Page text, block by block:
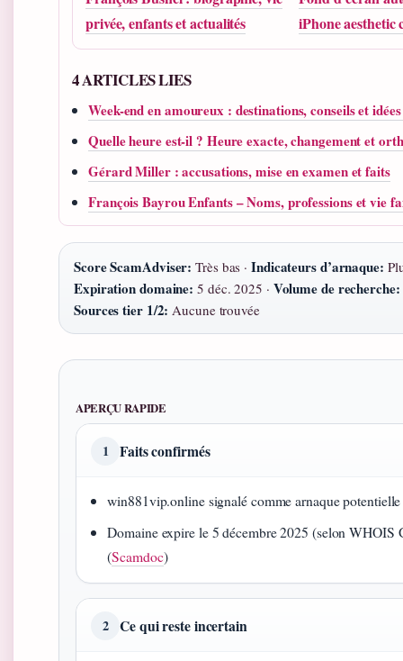
privée, enfants et actualités
iPhone aesthetic
4 ARTICLES LIES
Week-end en amoureux : destinations, conseils et
Quelle heure est-il ? Heure exacte, changement et
Gérard Miller : accusations, mise en examen et faits
François Bayrou Enfants – Noms, professions et vie
Score ScamAdviser: Très bas ·Indicateurs d’arnaque:
Expiration domaine: 5 déc. 2025 · Volume de recherche:
Sources tier 1/2: Aucune trouvée
APERÇU RAPIDE
1 Faits confirmés
win881vip.online signalé comme arnaque
Domaine expire le 5 décembre 2025 (selon WHOIS
(Scamdoc)
2 Ce qui reste incertain